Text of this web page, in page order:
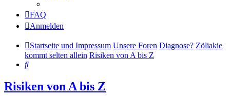
FAQ
Anmelden
Startseite und Impressum Unsere Foren Diagnose? Zöliakie
kommt selten allein Risiken von A bis Z
Suche
Risiken von A bis Z